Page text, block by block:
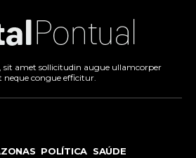
sit amet sollicitudin augue ullamcorper
congue efficitur.
POLÍTICA SAÚDE